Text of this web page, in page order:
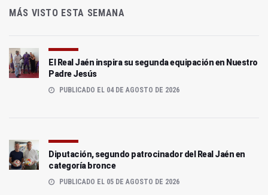
MÁS VISTO ESTA SEMANA
El Real Jaén inspira su segunda equipación en Nuestro
Padre Jesús
PUBLICADO EL 04 DE AGOSTO DE 2026
Diputación, segundo patrocinador del Real Jaén en
categoría bronce
PUBLICADO EL 05 DE AGOSTO DE 2026